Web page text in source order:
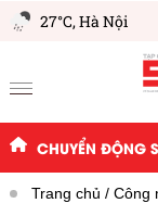
27°C,Hà Nội
CHUYỂN ĐỘNG
Trang chủ Công